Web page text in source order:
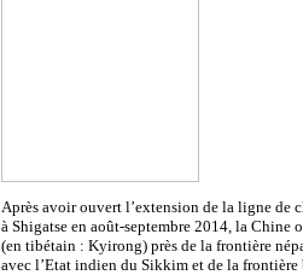
Après avoir ouvert l’extension de la ligne de
à Shigatse en août-septembre 2014, la Chine
(en tibétain : Kyirong) près de la frontière
avec l’Etat indien du Sikkim et de la frontière